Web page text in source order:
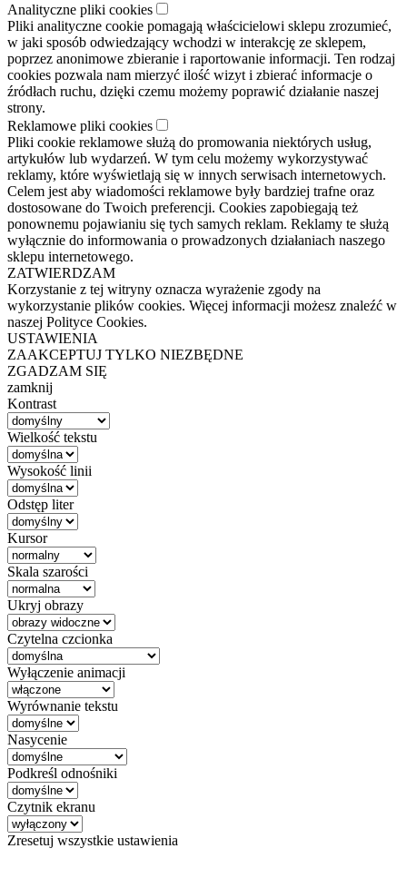
Analityczne pliki cookies
Pliki analityczne cookie pomagają właścicielowi sklepu zrozumieć,
w jaki sposób odwiedzający wchodzi w interakcję ze sklepem,
poprzez anonimowe zbieranie i raportowanie informacji. Ten rodzaj
cookies pozwala nam mierzyć ilość wizyt i zbierać informacje o
źródłach ruchu, dzięki czemu możemy poprawić działanie naszej
strony.
Reklamowe pliki cookies
Pliki cookie reklamowe służą do promowania niektórych usług,
artykułów lub wydarzeń. W tym celu możemy wykorzystywać
reklamy, które wyświetlają się w innych serwisach internetowych.
Celem jest aby wiadomości reklamowe były bardziej trafne oraz
dostosowane do Twoich preferencji. Cookies zapobiegają też
ponownemu pojawianiu się tych samych reklam. Reklamy te służą
wyłącznie do informowania o prowadzonych działaniach naszego
sklepu internetowego.
ZATWIERDZAM
Korzystanie z tej witryny oznacza wyrażenie zgody na
wykorzystanie plików cookies. Więcej informacji możesz znaleźć w
naszej Polityce Cookies.
USTAWIENIA
ZAAKCEPTUJ TYLKO NIEZBĘDNE
ZGADZAM SIĘ
zamknij
Kontrast
Wielkość tekstu
Wysokość linii
Odstęp liter
Kursor
Skala szarości
Ukryj obrazy
Czytelna czcionka
Wyłączenie animacji
Wyrównanie tekstu
Nasycenie
Podkreśl odnośniki
Czytnik ekranu
Zresetuj wszystkie ustawienia